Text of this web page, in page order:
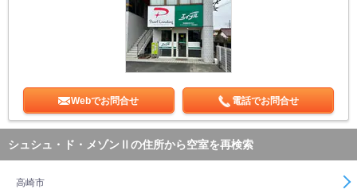
Webでお問合せ 電話でお問合せ
シュシュ・ド・メゾンⅡの住所から空室を再検索
高崎市